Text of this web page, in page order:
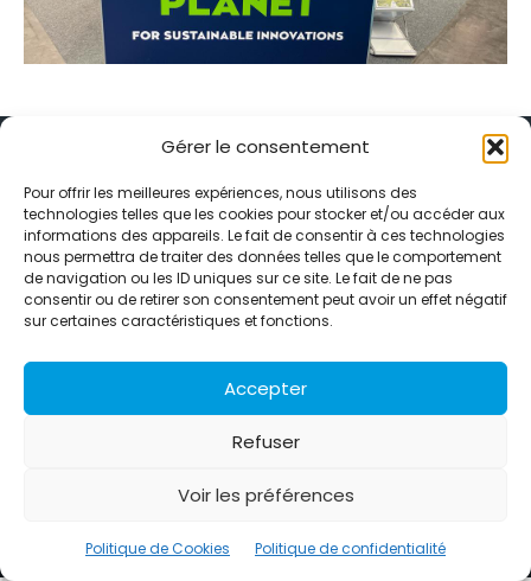
Gérer le consentement
Pour offrir les meilleures expériences, nous utilisons des
technologies telles que les cookies pour stocker et/ou accéder aux
informations des appareils. Le fait de consentir à ces technologies
nous permettra de traiter des données telles que le comportement
de navigation ou les ID uniques sur ce site. Le fait de ne pas
consentir ou de retirer son consentement peut avoir un effet négatif
sur certaines caractéristiques et fonctions.
Accepter
Refuser
Voir les préférences
Politique de Cookies Politique de confidentialité
Alternative Média est une agence de relations presse et de
relations publiques basée à Grenoble. Depuis 1995, elle conçoit et
pilote des stratégies de visibilité en France et à l’international
grâce à un réseau d’agences partenaires.
© Copyright - Alternative Média
Politique de confidentialité
Politique de Cookies